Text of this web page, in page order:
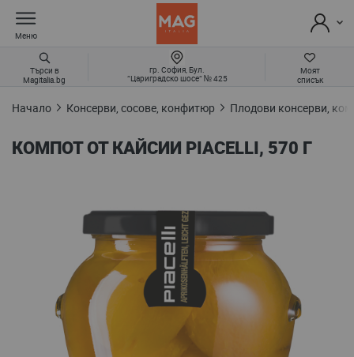
Меню
Търси в
Magitalia.bg
Моят
списък
гр. София, Бул.
“Цариградско шосе“ № 425
Начало Консерви, сосове, конфитюр Плодови консерви,
КОМПОТ ОТ КАЙСИИ PIACELLI, 570 Г
изображенията